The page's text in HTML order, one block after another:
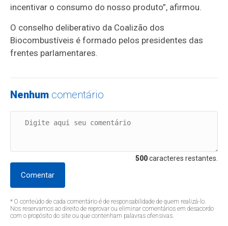
incentivar o consumo do nosso produto”, afirmou.
O conselho deliberativo da Coalizão dos
Biocombustíveis é formado pelos presidentes das
frentes parlamentares.
Nenhum comentário
500caracteres restantes.
Comentar
* O conteúdo de cada comentário é de responsabilidade de quem realizá-lo.
Nos reservamos ao direito de reprovar ou eliminar comentários em desacordo
com o propósito do site ou que contenham palavras ofensivas.